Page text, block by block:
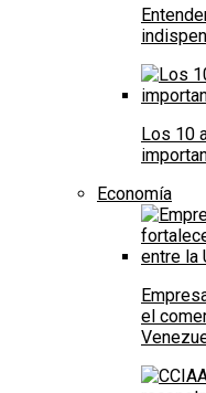
Los 10
Economía
el